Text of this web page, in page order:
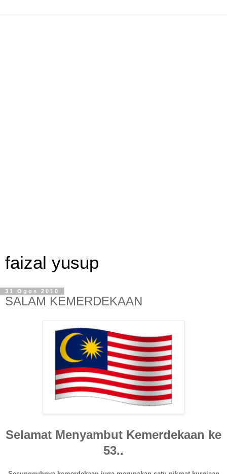
faizal yusup
31 Ogos 2010
SALAM KEMERDEKAAN
Selamat Menyambut Kemerdekaan ke
53..